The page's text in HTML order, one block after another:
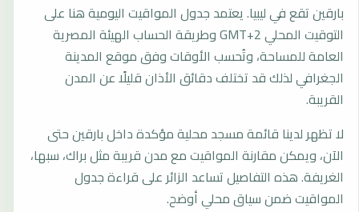
بارقين تقع في ليبيا. يعتمد جدول المواقيت اليومية هنا على
التوقيت المحلي GMT+2 وطريقة الحساب الهيئة المصرية
العامة للمساحة، وتُحسب الأوقات وفق موقع المدينة
الجغرافي لذلك قد تختلف دقائق الأذان قليلًا عن المدن
القريبة.
لا تظهر لدينا قائمة مسجد محلية مؤكدة داخل بارقين حتى
الآن، ويمكن مقارنة المواقيت مع مدن قريبة مثل براك، سبها،
الغريفة. هذه التفاصيل تساعد الزائر على قراءة جدول
المواقيت ضمن سياق محلي أوضح.